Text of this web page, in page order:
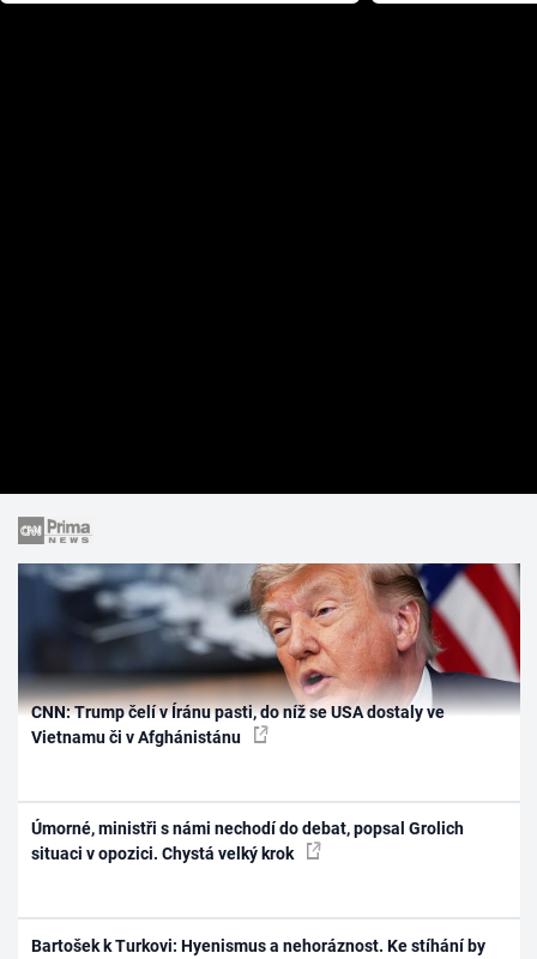
CNN: Trump čelí v Íránu pasti, do níž se USA dostaly ve
Vietnamu či v Afghánistánu
Úmorné, ministři s námi nechodí do debat, popsal Grolich
situaci v opozici. Chystá velký krok
Bartošek k Turkovi: Hyenismus a nehoráznost. Ke stíhání by